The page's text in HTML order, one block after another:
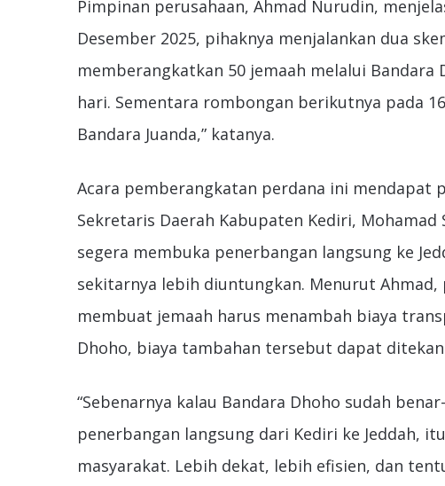
Pimpinan perusahaan, Ahmad Nurudin,
Desember 2025, pihaknya menjalankan dua
memberangkatkan 50 jemaah melalui
hari. Sementara rombongan berikutnya pada
Bandara Juanda,” katanya.
Acara pemberangkatan perdana ini mendapat
Sekretaris Daerah Kabupaten Kediri,
segera membuka penerbangan langsung ke
sekitarnya lebih diuntungkan. Menurut
membuat jemaah harus menambah biaya
Dhoho, biaya tambahan tersebut dapat
“Sebenarnya kalau Bandara Dhoho sudah
penerbangan langsung dari Kediri ke Jeddah,
masyarakat. Lebih dekat, lebih efisien, dan